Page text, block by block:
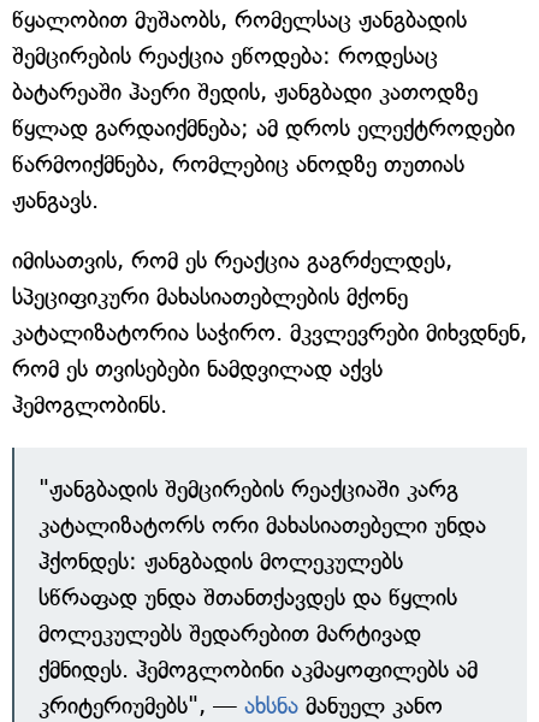
წყალობით მუშაობს, რომელსაც ჟანგბადის
შემცირების რეაქცია ეწოდება: როდესაც
ბატარეაში ჰაერი შედის, ჟანგბადი კათოდზე
წყლად გარდაიქმნება; ამ დროს ელექტროდები
წარმოიქმნება, რომლებიც ანოდზე თუთიას
ჟანგავს.
იმისათვის, რომ ეს რეაქცია გაგრძელდეს,
სპეციფიკური მახასიათებლების მქონე
კატალიზატორია საჭირო. მკვლევრები მიხვდნენ,
რომ ეს თვისებები ნამდვილად აქვს
ჰემოგლობინს.
"ჟანგბადის შემცირების რეაქციაში კარგ
კატალიზატორს ორი მახასიათებელი უნდა
ჰქონდეს: ჟანგბადის მოლეკულებს
სწრაფად უნდა შთანთქავდეს და წყლის
მოლეკულებს შედარებით მარტივად
ქმნიდეს. ჰემოგლობინი აკმაყოფილებს ამ
კრიტერიუმებს", — ახსნა მანუელ კანო